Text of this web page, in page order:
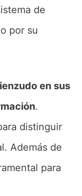
de
por su
en sus
.
distinguir
Además de
para